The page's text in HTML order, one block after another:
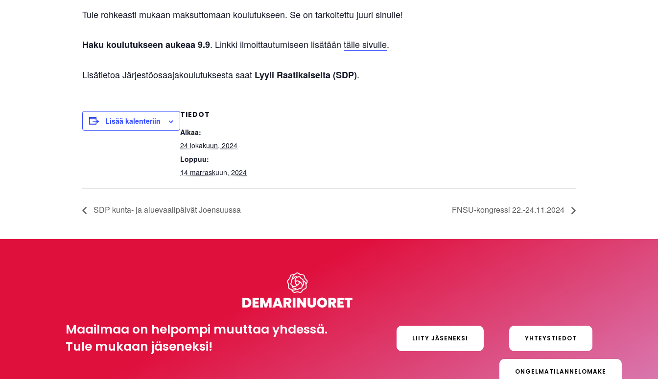
Tule rohkeasti mukaan maksuttomaan koulutukseen. Se on tarkoitettu juuri sinulle!
Haku koulutukseen aukeaa 9.9. Linkki ilmoittautumiseen lisätään tälle sivulle.
Lisätietoa Järjestöosaajakoulutuksesta saat Lyyli Raatikaiselta (SDP).
Lisää kalenteriin
TIEDOT
Alkaa:
24 lokakuun, 2024
Loppuu:
14 marraskuun, 2024
SDP kunta- ja aluevaalipäivät Joensuussa FNSU-kongressi 22.-24.11.2024
Maailmaa on helpompi muuttaa yhdessä.
Tule mukaan jäseneksi!
LIITY JÄSENEKSI YHTEYSTIEDOT
ONGELMATILANNELOMAKE